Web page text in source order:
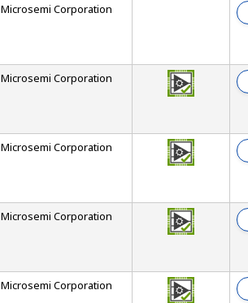
Microsemi Corporation
Microsemi Corporation
Microsemi Corporation
Microsemi Corporation
Microsemi Corporation